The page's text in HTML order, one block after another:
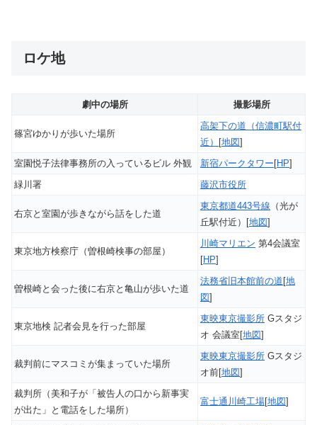
ロケ地
劇中の場所 撮影場所
篠宮ゆかりが歩いた場所
高架下の道（信濃町駅付
近）
[地図]
室園悦子法律事務所の入っているビル 外観
新宿パークタワー [HP]
緑川署
藤沢市役所
右京と室園が歩きながら話をした道
東京都道443号線 （光が
丘駅付近）[地図]
東京地方検察庁（曽根崎検事の部屋）
川崎マリエン 第4会議室
[HP]
曽根崎と会った後に右京と亀山が歩いた道
法務省旧本館前の道 [地
図]
東京地検 記者会見を行った部屋
東映東京撮影所 Gスタジ
オ 会議室[地図]
裁判前にマスコミが集まっていた場所
東映東京撮影所 Gスタジ
オ前[地図]
裁判所（美和子が「被告人の口から新事実
が出た」と電話をした場所）
富士通川崎工場[地図]